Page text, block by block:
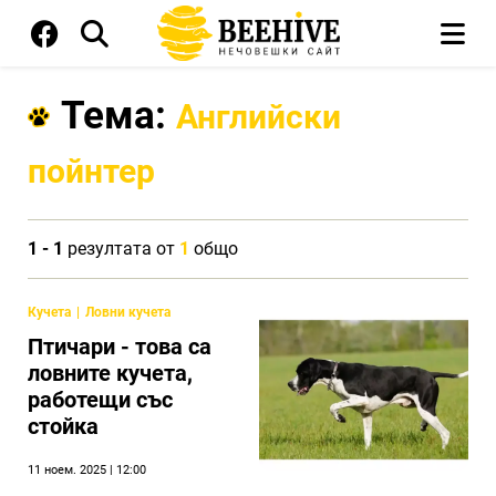
Тема: Английски
пойнтер
1 - 1 резултата от 1 общо
Кучета Ловни кучета
Птичари - това са
ловните кучета,
работещи със
стойка
11 ноем. 2025 | 12:00